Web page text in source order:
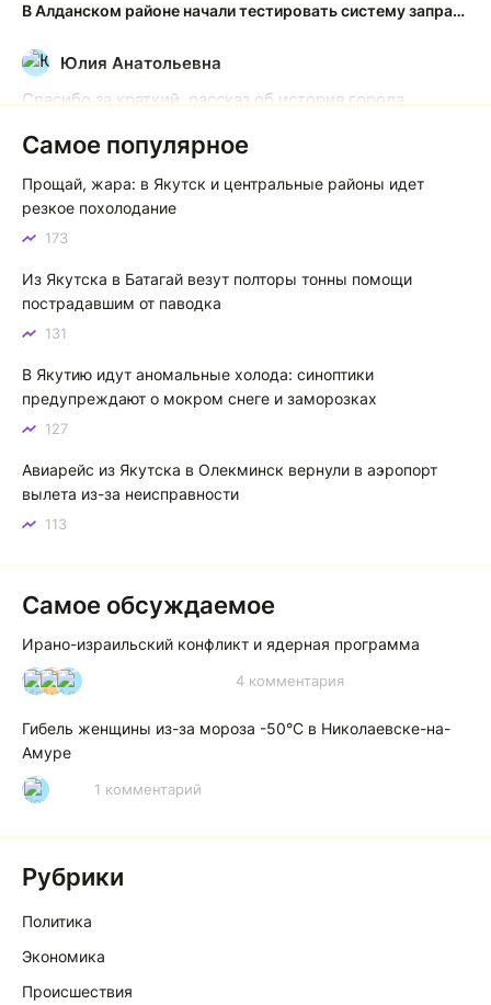
В Алданском районе начали тестировать систему заправки по QR-кодам
Ю
Юлия Анатольевна
Спасибо за краткий, рассказ об история города
Якутск сквозь века: от острога до столицы республики
К
Котя злой
Зной в Сибири, тем более в Якутске. Никакой это не
тем более говорить не приходиться. Не зря даже в
песнях поют…
Самое популярное
Прощай, жара: в Якутск и центральные районы идет
резкое похолодание
173
Из Якутска в Батагай везут полторы тонны помощи
пострадавшим от паводка
131
В Якутию идут аномальные холода: синоптики
предупреждают о мокром снеге и заморозках
127
Авиарейс из Якутска в Олекминск вернули в аэропорт
вылета из-за неисправности
113
Самое обсуждаемое
Ирано-израильский конфликт и ядерная программа
И А А 4 комментария
Гибель женщины из-за мороза -50°C в Николаевске-на-
Амуре
Р 1 комментарий
Рубрики
Политика
Экономика
Происшествия